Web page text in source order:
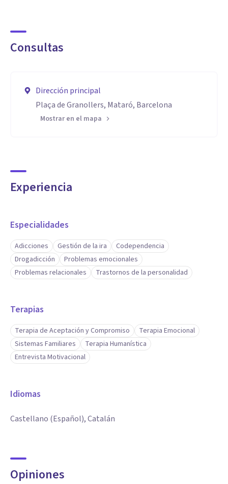
Consultas
Dirección principal
Plaça de Granollers, Mataró, Barcelona
Mostrar en el mapa
Experiencia
Especialidades
Adicciones Gestión de la ira
Codependencia
Drogadicción
Problemas emocionales
Problemas relacionales
Trastornos de la personalidad
Terapias
Terapia de Aceptación y Compromiso
Terapia Emocional
Sistemas Familiares
Terapia Humanística
Entrevista Motivacional
Idiomas
Castellano (Español), Catalán
Opiniones